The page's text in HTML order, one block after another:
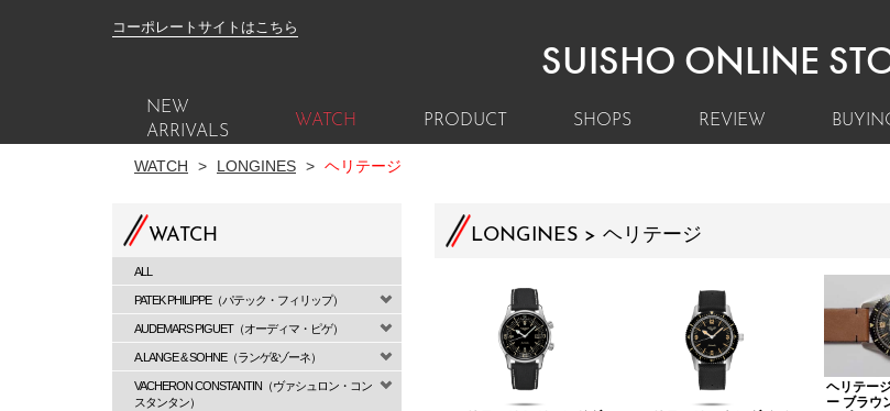
コーポレートサイトはこちら
SUISHO ONLINE
NEW
ARRIVALS
WATCH PRODUCT SHOPS REVIEW
WATCH > LONGINES > ヘリテージ
WATCH
ALL
PATEK PHILIPPE（パテック・フィリップ）
AUDEMARS PIGUET（オーディマ・ピゲ）
A.LANGE & SOHNE（ランゲ&ゾーネ）
VACHERON CONSTANTIN（ヴァシュロン・コン
スタンタン）
LONGINES > ヘリテージ
ヘリテー
ー ブラウ